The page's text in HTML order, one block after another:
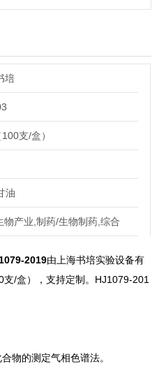
培
支/盒）
油
物产业,制药/生物制药,综合
2019由上海书培实验设备有
/盒），支持定制。HJ1079-201
物的测定气相色谱法。